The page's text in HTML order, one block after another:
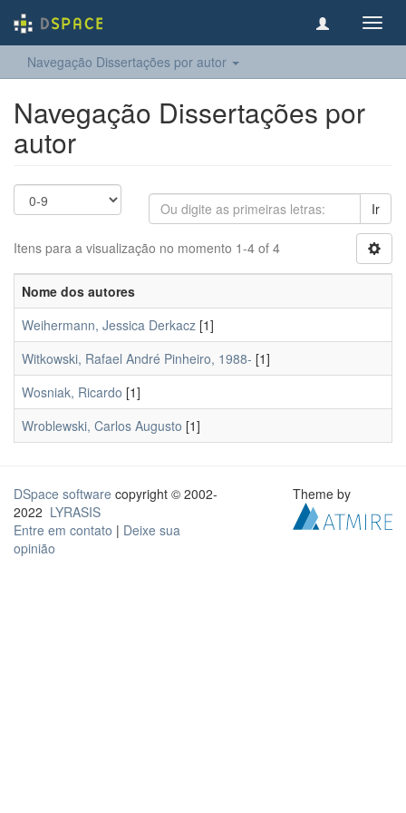
Navegação Dissertações por autor
Navegação Dissertações por
autor
Ir
Itens para a visualização no momento 1-4 of 4
Nome dos autores
Weihermann, Jessica Derkacz [1]
Witkowski, Rafael André Pinheiro, 1988- [1]
Wosniak, Ricardo [1]
Wroblewski, Carlos Augusto [1]
DSpace software copyright © 2002-
2022 LYRASIS
Entre em contato | Deixe sua
opinião
Theme by